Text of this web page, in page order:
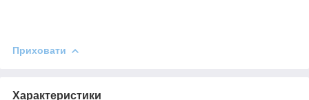
Приховати
Характеристики